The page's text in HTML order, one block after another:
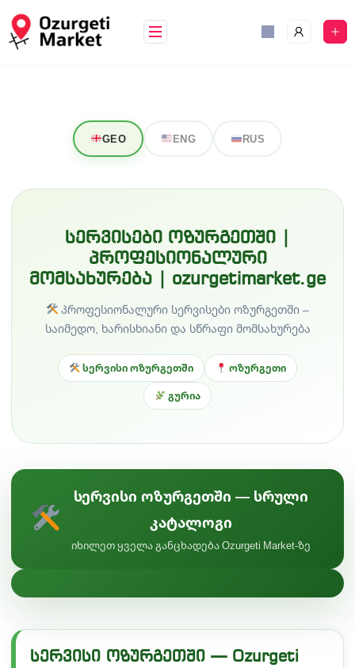
GEO ENG RUS
სერვისები ოზურგეთში |
პროფესიონალური
მომსახურება | ozurgetimarket.ge
პროფესიონალური სერვისები ოზურგეთში –
საიმედო, ხარისხიანი და სწრაფი მომსახურება
სერვისი ოზურგეთში ოზურგეთი
გურია
სერვისი ოზურგეთში — სრული
კატალოგი
იხილეთ ყველა განცხადება Ozurgeti Market-ზე
სერვისი ოზურგეთში — Ozurgeti